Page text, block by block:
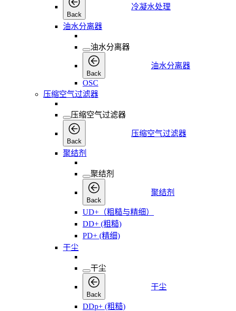
Back
冷凝水处理
油水分离器
油水分离器
Back
油水分离器
OSC
压缩空气过滤器
压缩空气过滤器
Back
压缩空气过滤器
聚结剂
聚结剂
Back
聚结剂
UD+（粗糙与精细）
DD+ (粗糙)
PD+ (精细)
干尘
干尘
Back
干尘
DDp+ (粗糙)